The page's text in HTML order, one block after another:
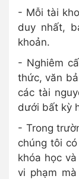
- Mỗi tài
duy nhất,
khoản.
- Nghiêm
thức, văn
các tài
dưới bất kỳ
- Trong
chúng tôi
khóa học
vi phạm